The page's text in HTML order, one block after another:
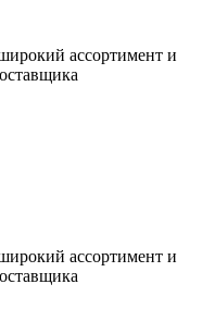
ассортимент и
ассортимент и